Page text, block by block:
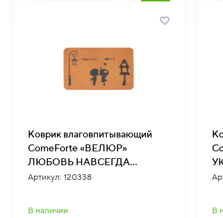
Коврик влаговпитывающий
ComeForte «ВЕЛЮР»
ЛЮБОВЬ НАВСЕГДА
40х60см Бежевый 10шт/уп
Артикул: 120338
В наличии В